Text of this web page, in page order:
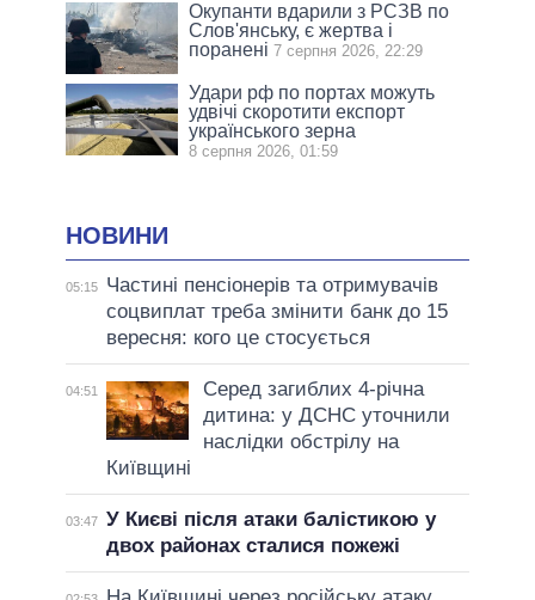
Окупанти вдарили з РСЗВ по
Слов'янську, є жертва і
поранені 7 серпня 2026, 22:29
Удари рф по портах можуть
удвічі скоротити експорт
українського зерна
8 серпня 2026, 01:59
НОВИНИ
05:15
Частині пенсіонерів та отримувачів
соцвиплат треба змінити банк до 15
вересня: кого це стосується
04:51
Серед загиблих 4-річна
дитина: у ДСНС уточнили
наслідки обстрілу на
Київщині
03:47 У Києві після атаки балістикою у
двох районах сталися пожежі